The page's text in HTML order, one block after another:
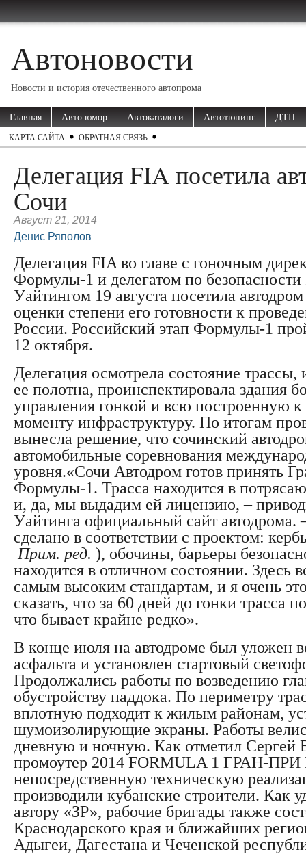
Автоновости
Новости и история отечественного автопрома
Главная Авто юмор Автокаталоги Автотюнинг ДТП
КАРТА САЙТА ОБРАТНАЯ СВЯЗЬ
Делегация FIA посетила
Сочи
Август 21, 2014
Денис Ряполов
Делегация FIA во главе с гоночным
Формулы-1 и делегатом по
Уайтингом 19 августа посетила
оценки степени его готовности к
России. Российский этап Формулы-1
12 октября.
Делегация осмотрела состояние трассы,
ее полотна, проинспектировала здания
управления гонкой и всю построенную
моменту инфраструктуру. По итогам
вынесла решение, что сочинский
автомобильные соревнования
уровня.«Сочи Автодром готов принять
Формулы-1. Трасса находится в
и, да, мы выдадим ей лицензию, –
Уайтинга официальный сайт автодрома.
сделано в соответствии с проектом:
Прим. ред. ), обочины, барьеры
находится в отличном состоянии. Здесь
самым высоким стандартам, и я очень
сказать, что за 60 дней до гонки трасса
что бывает крайне редко».
В конце июля на автодроме был уложен
асфальта и установлен стартовый
Продолжались работы по возведению
обустройству паддока. По периметру
вплотную подходит к жилым районам,
шумоизолирующие экраны. Работы
дневную и ночную. Как отметил Сергей
промоутер 2014 FORMULA 1 ГРАН-
непосредственную техническую
производили кубанские строители. Как
автору «ЗР», рабочие бригады также
Краснодарского края и ближайших
Адыгеи, Дагестана и Чеченской